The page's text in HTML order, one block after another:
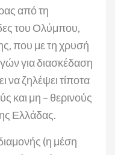
από τη
του Ολύμπου,
που με τη χρυσή
για διασκέδαση
να ζηλέψει τίποτα
και μη – θερινούς
Ελλάδας.
(η μέση